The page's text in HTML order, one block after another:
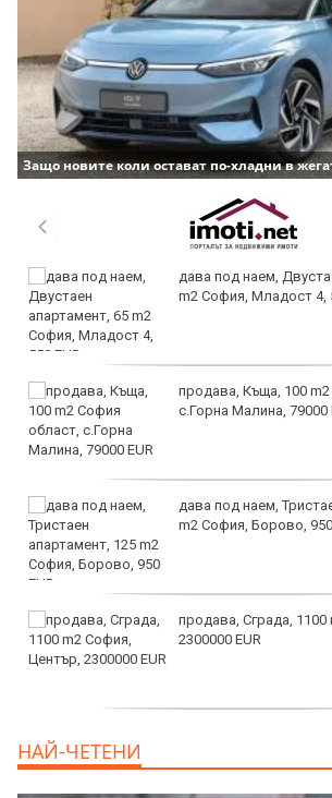
Защо новите коли остават по-хладни в
дава под наем,
m2 София, Младост 4,
продава, Къща, 100
с.Горна Малина, 79000
дава под наем,
m2 София, Борово, 950
продава, Сграда,
2300000 EUR
НАЙ-ЧЕТЕНИ